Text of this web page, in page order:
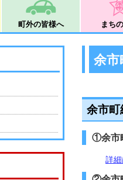
町外の皆様へ まち
余市
余市町
①余市
詳